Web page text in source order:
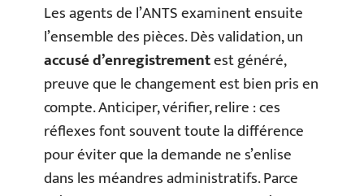
Les agents de l’ANTS examinent ensuite
l’ensemble des pièces. Dès validation, un
accusé d’enregistrementest généré,
preuve que le changement est bien pris en
compte. Anticiper, vérifier, relire : ces
réflexes font souvent toute la différence
pour éviter que la demande ne s’enlise
dans les méandres administratifs. Parce